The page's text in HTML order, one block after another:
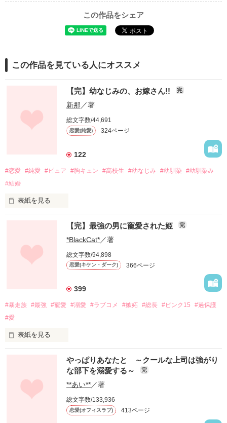
この作品をシェア
この作品を見ている人にオススメ
【完】幼なじみの、お嫁さん!! 完
新那 ／著
総文字数/44,691
恋愛(純愛) 324ページ
122
#恋愛 #純愛 #ピュア #胸キュン #高校生 #幼なじみ #幼馴染
#幼馴染み
#結婚
表紙を見る
本当に小さい頃からの夢
子供の頃に描いた
本当に他愛なくて
馬鹿馬鹿しい
【完】最強の男に寵愛された姫 完
*BlackCat*／著
総文字数/94,898
恋愛(キケン・ダーク) 366ページ
399
#暴走族 #最強 #寵愛 #溺愛 #ラブコメ #嫉妬 #総長 #ピンク15
#過保護
#愛
表紙を見る
不良・ヤンキーが苦手な可愛い女の子
夜神 姫華 （ﾔｶﾞﾐ ﾋﾒｶ）
*.｡｡ﾟ+*.ﾟﾟ｡+*.｡｡ﾟ+*.ﾟﾟ｡+*.｡｡ﾟ+*.ﾟﾟ｡+*.｡｡ﾟ
やっぱりあなたと ～クールな上司は強がり
な部下を溺愛する～
完
**あい**／著
総文字数/133,936
恋愛(オフィスラブ) 413ページ